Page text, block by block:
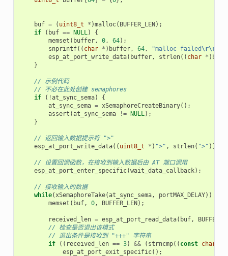
buf = ( uint8_t * )malloc( BUFFER_LEN);
if
( buf == NULL)
{
memset ( buffer, 0, 64);
snprintf(( char * ) buffer, 64, "malloc failed \r\n
esp_at_port_write_data( buffer, strlen(( char * )
}
// 示例代码
// 不必在此处创建 semaphores
if
( !at_sync_sema)
{
at_sync_sema = xSemaphoreCreateBinary();
assert (at_sync_sema != NULL);
}
// 返回输入数据提示符 ">"
esp_at_port_write_data(( uint8_t * ) ">" , strlen( ">" ));
// 设置回调函数，在接收到输入数据后由 AT 端口调用
esp_at_port_enter_specific(wait_data_callback);
// 接收输入的数据
while(xSemaphoreTake(at_sync_sema, portMAX_DELAY))
memset ( buf, 0, BUFFER_LEN);
received_len = esp_at_port_read_data( buf,
// 检查是否退出该模式
// 退出条件是接收到 "+++" 字符串
if
(( received_len == 3) && ( strncmp(( const char
esp_at_port_exit_specific();